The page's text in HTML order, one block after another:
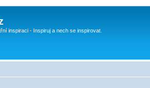
inspiraci - Inspiruj a nech se inspirovat.